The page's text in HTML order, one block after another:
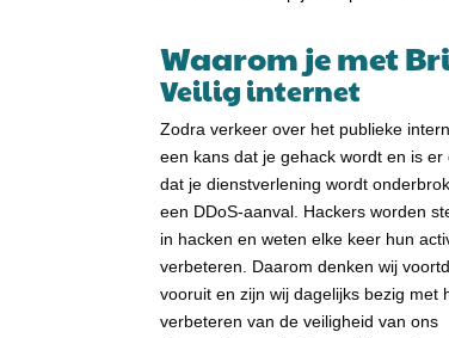
Waarom je met
Veilig internet
Zodra verkeer over het publieke
een kans dat je gehack wordt en is er
dat je dienstverlening wordt
een DDoS-aanval. Hackers worden
in hacken en weten elke keer hun
verbeteren. Daarom denken wij
vooruit en zijn wij dagelijks bezig met
verbeteren van de veiligheid van ons